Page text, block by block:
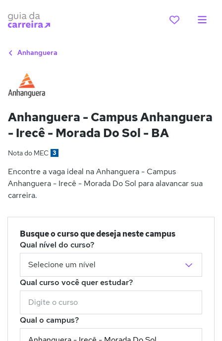
Anhanguera
Anhanguera - Campus Anhanguera
- Irecê - Morada Do Sol - BA
Nota do MEC 3
Encontre a vaga ideal na Anhanguera - Campus
Anhanguera - Irecê - Morada Do Sol para alavancar sua
carreira.
Busque o curso que deseja neste campus
Qual nível do curso?
Qual curso você quer estudar?
Qual o campus?